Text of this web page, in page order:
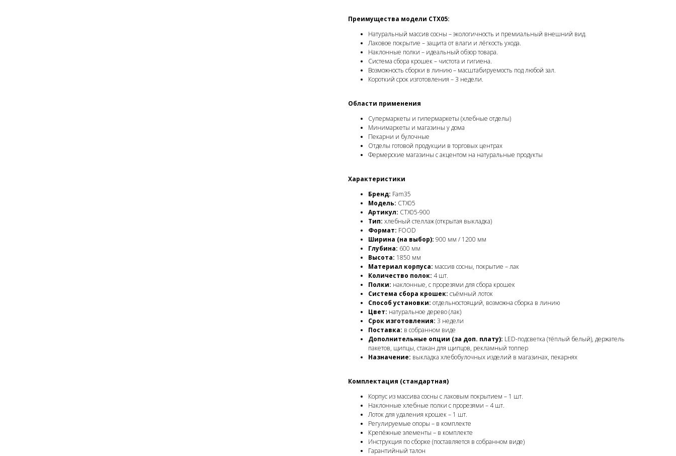
Преимущества модели СТХ05:
Натуральный массив сосны – экологичность и премиальный внешний вид.
Лаковое покрытие – защита от влаги и лёгкость ухода.
Наклонные полки – идеальный обзор товара.
Система сбора крошек – чистота и гигиена.
Возможность сборки в линию – масштабируемость под любой зал.
Короткий срок изготовления – 3 недели.
Области применения
Супермаркеты и гипермаркеты (хлебные отделы)
Минимаркеты и магазины у дома
Пекарни и булочные
Отделы готовой продукции в торговых центрах
Фермерские магазины с акцентом на натуральные продукты
Характеристики
Бренд: Fam35
Модель: СТХ05
Артикул: СТХ05-900
Тип: хлебный стеллаж (открытая выкладка)
Формат: FOOD
Ширина (на выбор): 900 мм / 1200 мм
Глубина: 600 мм
Высота: 1850 мм
Материал корпуса: массив сосны, покрытие – лак
Количество полок: 4 шт.
Полки: наклонные, с прорезями для сбора крошек
Система сбора крошек: съёмный лоток
Способ установки: отдельностоящий, возможна сборка в линию
Цвет: натуральное дерево (лак)
Срок изготовления: 3 недели
Поставка: в собранном виде
Дополнительные опции (за доп. плату): LED-подсветка (тёплый белый), держатель
пакетов, щипцы, стакан для щипцов, рекламный топпер
Назначение: выкладка хлебобулочных изделий в магазинах, пекарнях
Комплектация (стандартная)
Корпус из массива сосны с лаковым покрытием – 1 шт.
Наклонные хлебные полки с прорезями – 4 шт.
Лоток для удаления крошек – 1 шт.
Регулируемые опоры – в комплекте
Крепёжные элементы – в комплекте
Инструкция по сборке (поставляется в собранном виде)
Гарантийный талон